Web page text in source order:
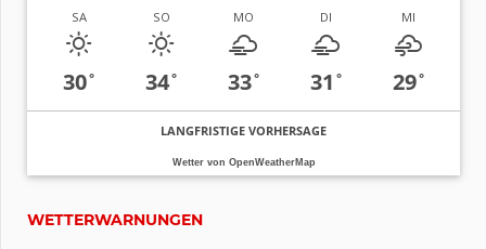
SA
30°
SO
34°
MO
33°
DI
31 °
MI
29°
LANGFRISTIGE VORHERSAGE
Wetter von OpenWeatherMap
WETTERWARNUNGEN